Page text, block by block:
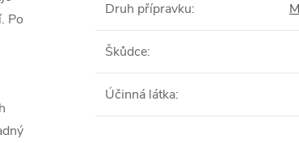
Po
Druh přípravku:
Škůdce:
Účinná látka: